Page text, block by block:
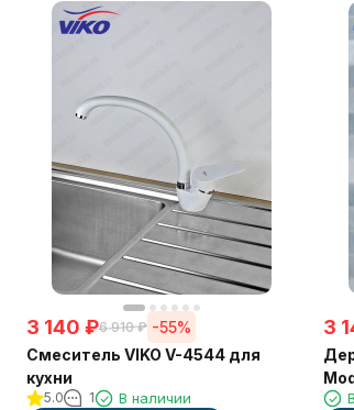
3 140 ₽6 910 ₽ -55%
Смеситель VIKO V-4544 для
кухни
5.0 1 В наличии
3